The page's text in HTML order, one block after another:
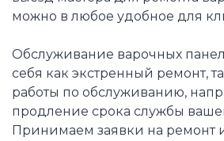
можно в любое удобное для
Обслуживание варочных
себя как экстренный ремонт,
работы по обслуживанию,
продление срока службы
Принимаем заявки на ремонт